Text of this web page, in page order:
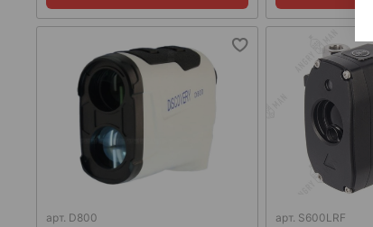
арт. D800 арт. S600LRF